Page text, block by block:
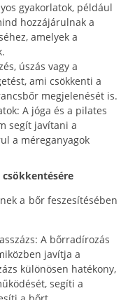
gyakorlatok, például
hozzájárulnak a
amelyek a
úszás vagy a
ami csökkenti a
megjelenését is.
A jóga és a pilates
segít javítani a
a méreganyagok
a bőr feszesítésében
A bőrradírozás
javítja a
különösen hatékony,
segíti a